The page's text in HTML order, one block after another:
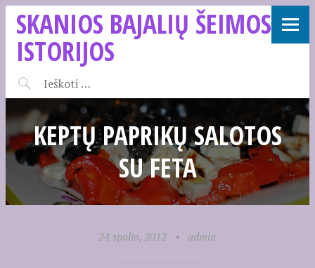
SKANIOS BAJALIŲ ŠEIMOS
ISTORIJOS
KEPTŲ PAPRIKŲ SALOTOS
SU FETA
24 spalio, 2012 • admin